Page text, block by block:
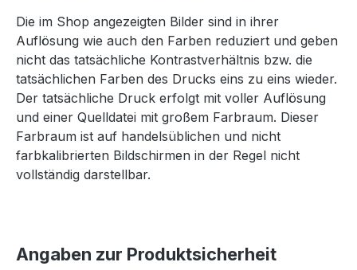
Die im Shop angezeigten Bilder sind in ihrer
Auflösung wie auch den Farben reduziert und geben
nicht das tatsächliche Kontrastverhältnis bzw. die
tatsächlichen Farben des Drucks eins zu eins wieder.
Der tatsächliche Druck erfolgt mit voller Auflösung
und einer Quelldatei mit großem Farbraum. Dieser
Farbraum ist auf handelsüblichen und nicht
farbkalibrierten Bildschirmen in der Regel nicht
vollständig darstellbar.
Angaben zur Produktsicherheit